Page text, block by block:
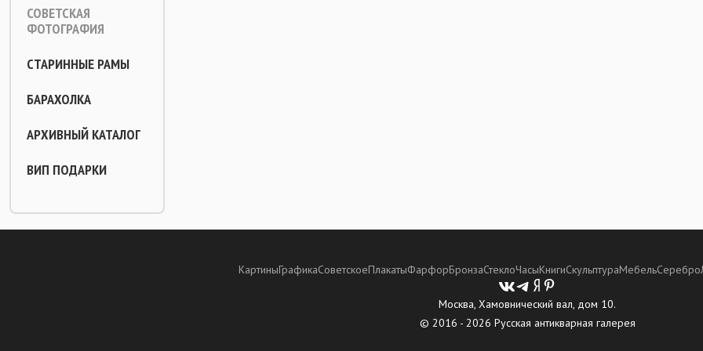
СОВЕТСКАЯ
ФОТОГРАФИЯ
СТАРИННЫЕ РАМЫ
БАРАХОЛКА
АРХИВНЫЙ КАТАЛОГ
ВИП ПОДАРКИ
КартиныГрафикаСоветскоеПлакатыФарфорБронзаСтеклоЧасыКнигиСкульптураМебельСеребро
Москва, Хамовнический вал, дом 10.
© 2016 - 2026 Русская антикварная галерея